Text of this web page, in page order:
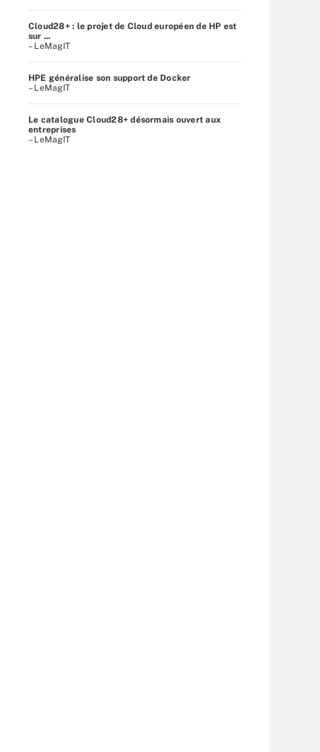
Cloud28+ : le projet de Cloud européen de HP est
sur ...
– LeMagIT
HPE généralise son support de Docker
– LeMagIT
Le catalogue Cloud28+ désormais ouvert aux
entreprises
– LeMagIT